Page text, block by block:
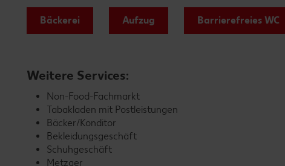
Bäckerei Aufzug Barrierefreies WC
Weitere Services:
Non-Food-Fachmarkt
Tabakladen mit Postleistungen
Bäcker/Konditor
Bekleidungsgeschäft
Schuhgeschäft
Metzger